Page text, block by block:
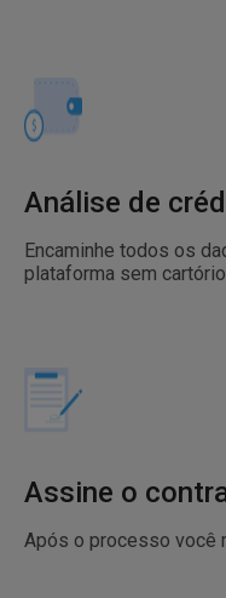
Análise de
Encaminhe todos os
plataforma sem
Assine o
Após o processo você